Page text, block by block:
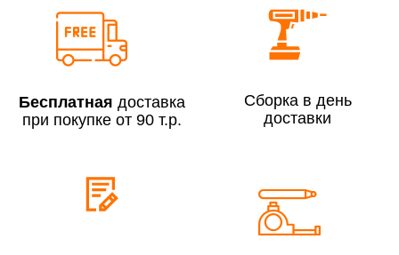
Свыше 300 000 руб.
Сборка по Московской области при заказе:
До 300 000 руб.
Бесплатная доставка
при покупке от 90 т.р.
Сборка в день
доставки